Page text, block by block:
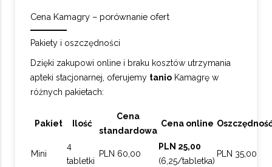
Cena Kamagry – porównanie ofert
Pakiety i oszczędności
Dzięki zakupowi online i braku kosztów utrzymania
apteki stacjonarnej, oferujemy tanio Kamagrę w
różnych pakietach:
Pakiet Ilość
Cena
standardowa
Cena online
Mini
4
tabletki
PLN 60,00
PLN 25,00
(6,25/tabletka)
PLN 35,00